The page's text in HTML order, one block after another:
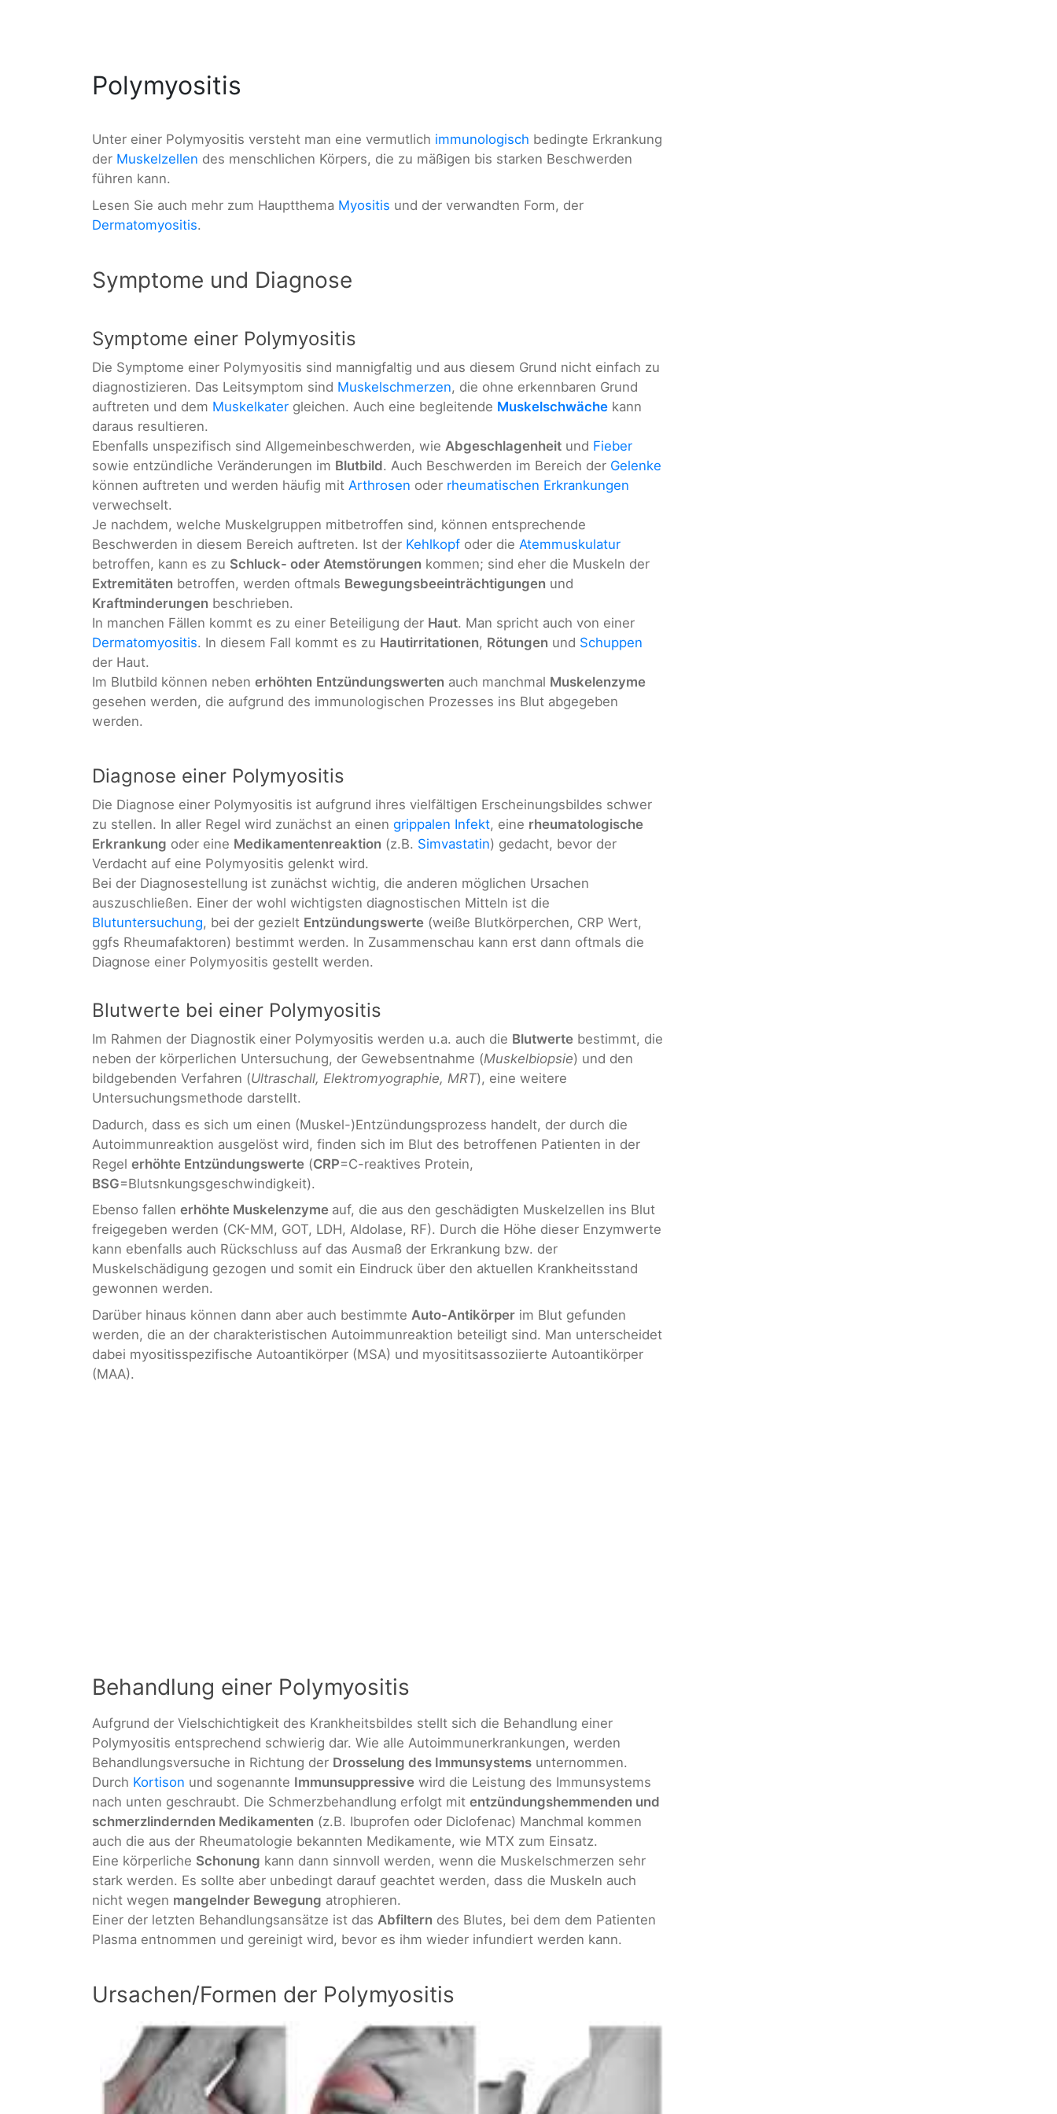
Polymyositis
Unter einer Polymyositis versteht man eine vermutlich immunologisch bedingte Erkrankung
der Muskelzellen des menschlichen Körpers, die zu mäßigen bis starken Beschwerden
führen kann.
Lesen Sie auch mehr zum Hauptthema Myositis und der verwandten Form, der
Dermatomyositis.
Symptome und Diagnose
Symptome einer Polymyositis
Die Symptome einer Polymyositis sind mannigfaltig und aus diesem Grund nicht einfach zu
diagnostizieren. Das Leitsymptom sind Muskelschmerzen, die ohne erkennbaren Grund
auftreten und dem Muskelkater gleichen. Auch eine begleitende Muskelschwäche kann
daraus resultieren.
Ebenfalls unspezifisch sind Allgemeinbeschwerden, wie Abgeschlagenheit und Fieber
sowie entzündliche Veränderungen im Blutbild. Auch Beschwerden im Bereich der Gelenke
können auftreten und werden häufig mit Arthrosen oder rheumatischen Erkrankungen
verwechselt.
Je nachdem, welche Muskelgruppen mitbetroffen sind, können entsprechende
Beschwerden in diesem Bereich auftreten. Ist der Kehlkopf oder die Atemmuskulatur
betroffen, kann es zu Schluck- oder Atemstörungen kommen; sind eher die Muskeln der
Extremitäten betroffen, werden oftmals Bewegungsbeeinträchtigungen und
Kraftminderungen beschrieben.
In manchen Fällen kommt es zu einer Beteiligung der Haut. Man spricht auch von einer
Dermatomyositis. In diesem Fall kommt es zu Hautirritationen, Rötungen und Schuppen
der Haut.
Im Blutbild können neben erhöhten Entzündungswerten auch manchmal Muskelenzyme
gesehen werden, die aufgrund des immunologischen Prozesses ins Blut abgegeben
werden.
Diagnose einer Polymyositis
Die Diagnose einer Polymyositis ist aufgrund ihres vielfältigen Erscheinungsbildes schwer
zu stellen. In aller Regel wird zunächst an einen grippalen Infekt, eine rheumatologische
Erkrankung oder eine Medikamentenreaktion (z.B. Simvastatin) gedacht, bevor der
Verdacht auf eine Polymyositis gelenkt wird.
Bei der Diagnosestellung ist zunächst wichtig, die anderen möglichen Ursachen
auszuschließen. Einer der wohl wichtigsten diagnostischen Mitteln ist die
Blutuntersuchung, bei der gezielt Entzündungswerte (weiße Blutkörperchen, CRP Wert,
ggfs Rheumafaktoren) bestimmt werden. In Zusammenschau kann erst dann oftmals die
Diagnose einer Polymyositis gestellt werden.
Blutwerte bei einer Polymyositis
Im Rahmen der Diagnostik einer Polymyositis werden u.a. auch die Blutwerte bestimmt, die
neben der körperlichen Untersuchung, der Gewebsentnahme (Muskelbiopsie) und den
bildgebenden Verfahren (Ultraschall, Elektromyographie, MRT), eine weitere
Untersuchungsmethode darstellt.
Dadurch, dass es sich um einen (Muskel-)Entzündungsprozess handelt, der durch die
Autoimmunreaktion ausgelöst wird, finden sich im Blut des betroffenen Patienten in der
Regel erhöhte Entzündungswerte (CRP=C-reaktives Protein,
BSG=Blutsnkungsgeschwindigkeit).
Ebenso fallen erhöhte Muskelenzyme auf, die aus den geschädigten Muskelzellen ins Blut
freigegeben werden (CK-MM, GOT, LDH, Aldolase, RF). Durch die Höhe dieser Enzymwerte
kann ebenfalls auch Rückschluss auf das Ausmaß der Erkrankung bzw. der
Muskelschädigung gezogen und somit ein Eindruck über den aktuellen Krankheitsstand
gewonnen werden.
Darüber hinaus können dann aber auch bestimmte Auto-Antikörper im Blut gefunden
werden, die an der charakteristischen Autoimmunreaktion beteiligt sind. Man unterscheidet
dabei myositisspezifische Autoantikörper (MSA) und myosititsassoziierte Autoantikörper
(MAA).
Behandlung einer Polymyositis
Aufgrund der Vielschichtigkeit des Krankheitsbildes stellt sich die Behandlung einer
Polymyositis entsprechend schwierig dar. Wie alle Autoimmunerkrankungen, werden
Behandlungsversuche in Richtung der Drosselung des Immunsystems unternommen.
Durch Kortison und sogenannte Immunsuppressive wird die Leistung des Immunsystems
nach unten geschraubt. Die Schmerzbehandlung erfolgt mit entzündungshemmenden und
schmerzlindernden Medikamenten (z.B. Ibuprofen oder Diclofenac) Manchmal kommen
auch die aus der Rheumatologie bekannten Medikamente, wie MTX zum Einsatz.
Eine körperliche Schonung kann dann sinnvoll werden, wenn die Muskelschmerzen sehr
stark werden. Es sollte aber unbedingt darauf geachtet werden, dass die Muskeln auch
nicht wegen mangelnder Bewegung atrophieren.
Einer der letzten Behandlungsansätze ist das Abfiltern des Blutes, bei dem dem Patienten
Plasma entnommen und gereinigt wird, bevor es ihm wieder infundiert werden kann.
Ursachen/Formen der Polymyositis